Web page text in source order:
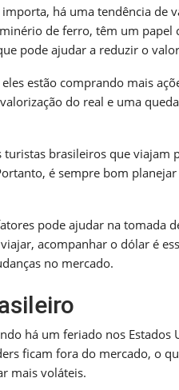
há uma tendência de
de ferro, têm um papel
pode ajudar a reduzir o
estão comprando mais
do real e uma
brasileiros que viajam
é sempre bom
pode ajudar na tomada
acompanhar o dólar é
no mercado.
há um feriado nos Estados
ficam fora do mercado, o
mais voláteis.